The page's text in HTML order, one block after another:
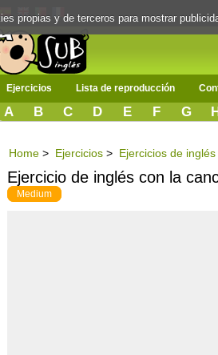
Ejercicios Lista de reproducción
A B C D E F G
Home > Ejercicios > Ejercicios de
Ejercicio de inglés con la
Medium
propias y de terceros para mostrar